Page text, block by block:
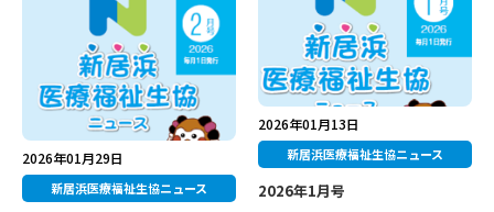
2026年01月29日
新居浜医療福祉生協ニュース
2026年01月13日
新居浜医療福祉生協ニュース
2026年1月号